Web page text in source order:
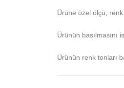
Ürüne özel ölçü,
Ürünün basılmasını
Ürünün renk tonları